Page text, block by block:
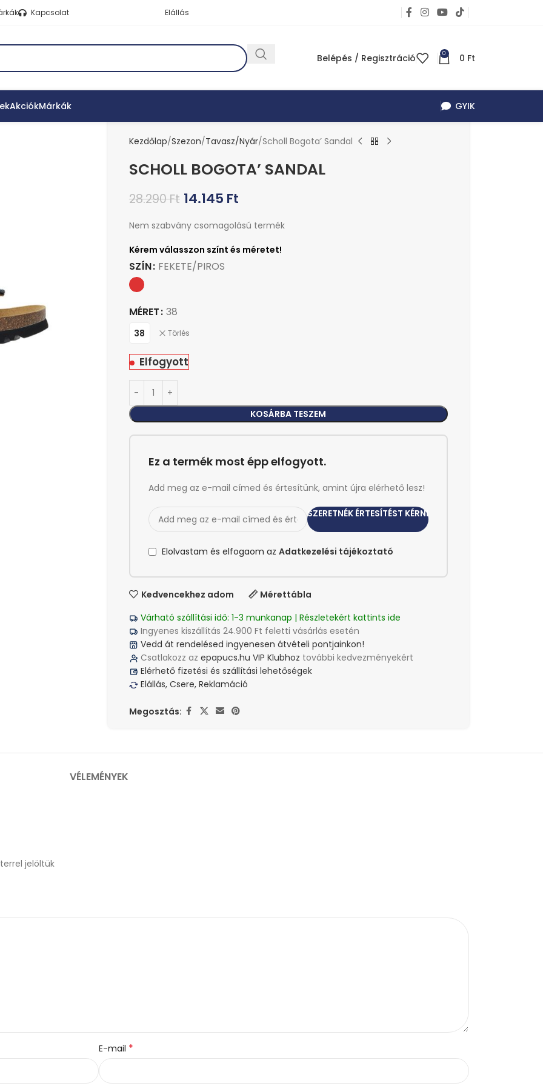
Kapcsolat Elállás
Belépés / Regisztráció 0 0 Ft
AkciókMárkák GYIK
Kezdőlap Szezon Tavasz/Nyár Scholl Bogota’ Sandal
SCHOLL BOGOTA’ SANDAL
28.290Ft 14.145 Ft
Nem szabvány csomagolású termék
SZÍN FEKETE/PIROS
MÉRET 38
38 Törlés
Elfogyott
KOSÁRBA TESZEM
Ez a termék most épp elfogyott.
Add meg az e-mail címed és értesítünk, amint újra elérhető lesz!
SZERETNÉK ÉRTESÍTÉST KÉRNI
Elolvastam és elfogaom az Adatkezelési tájékoztató
Kedvencekhez adom
Mérettábla
Várható szállítási idő: 1-3 munkanap | Részletekért kattints ide
Ingyenes kiszállítás 24.900 Ft feletti vásárlás esetén
Vedd át rendelésed ingyenesen átvételi pontjainkon!
Csatlakozz az epapucs.hu VIP Klubhoz további kedvezményekért
Elérhető fizetési és szállítási lehetőségek
Elállás, Csere, Reklamáció
Megosztás:
VÉLEMÉNYEK
jelöltük
E-mail *